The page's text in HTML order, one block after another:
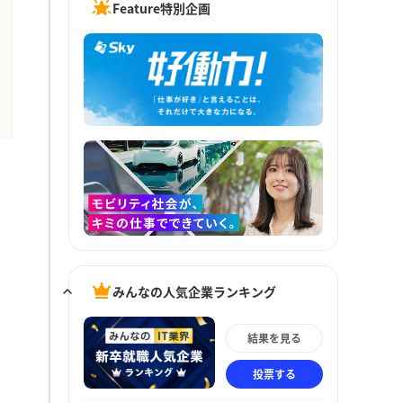
Feature特別企画
みんなの人気企業ランキング
結果を見る
投票する